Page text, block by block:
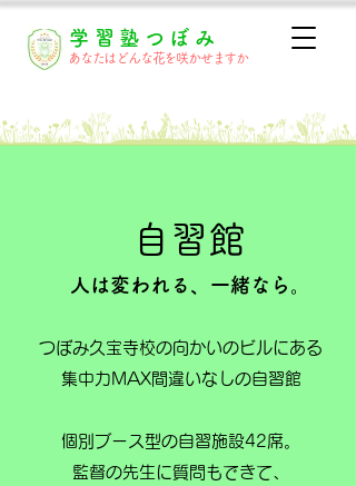
学習塾つぼみ
あなたはどんな花を咲かせますか
自習館
人は変われる、一緒なら。
つぼみ久宝寺校の向かいのビルにある
集中力MAX間違いなしの自習館
個別ブース型の自習施設42席。
監督の先生に質問もできて、